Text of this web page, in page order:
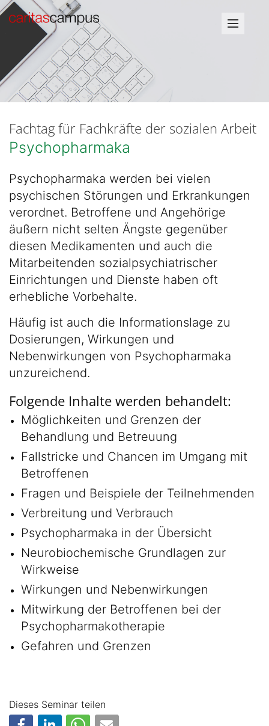
Fachtag für Fachkräfte der sozialen Arbeit
Psychopharmaka
Psychopharmaka werden bei vielen
psychischen Störungen und Erkrankungen
verordnet. Betroffene und Angehörige
äußern nicht selten Ängste gegenüber
diesen Medikamenten und auch die
Mitarbeitenden sozialpsychiatrischer
Einrichtungen und Dienste haben oft
erhebliche Vorbehalte.
Häufig ist auch die Informationslage zu
Dosierungen, Wirkungen und
Nebenwirkungen von Psychopharmaka
unzureichend.
Folgende Inhalte werden behandelt:
Möglichkeiten und Grenzen der
Behandlung und Betreuung
Fallstricke und Chancen im Umgang mit
Betroffenen
Fragen und Beispiele der Teilnehmenden
Verbreitung und Verbrauch
Psychopharmaka in der Übersicht
Neurobiochemische Grundlagen zur
Wirkweise
Wirkungen und Nebenwirkungen
Mitwirkung der Betroffenen bei der
Psychopharmakotherapie
Gefahren und Grenzen
Dieses Seminar teilen